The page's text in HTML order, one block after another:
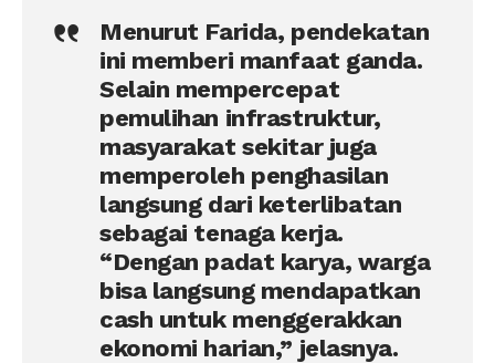
Menurut Farida, pendekatan
ini memberi manfaat ganda.
Selain mempercepat
pemulihan infrastruktur,
masyarakat sekitar juga
memperoleh penghasilan
langsung dari keterlibatan
sebagai tenaga kerja.
“Dengan padat karya, warga
bisa langsung mendapatkan
cash untuk menggerakkan
ekonomi harian,” jelasnya.